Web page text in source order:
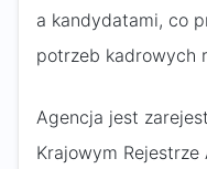
a kandydatami, co
potrzeb kadrowych
Agencja jest
Krajowym